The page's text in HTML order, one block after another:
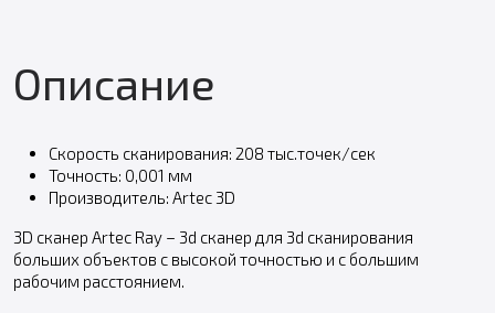
Описание
Скорость сканирования: 208 тыс.точек/сек
Точность: 0,001 мм
Производитель: Artec 3D
3D сканер Artec Ray – 3d сканер для 3d сканирования
больших объектов с высокой точностью и с большим
рабочим расстоянием.